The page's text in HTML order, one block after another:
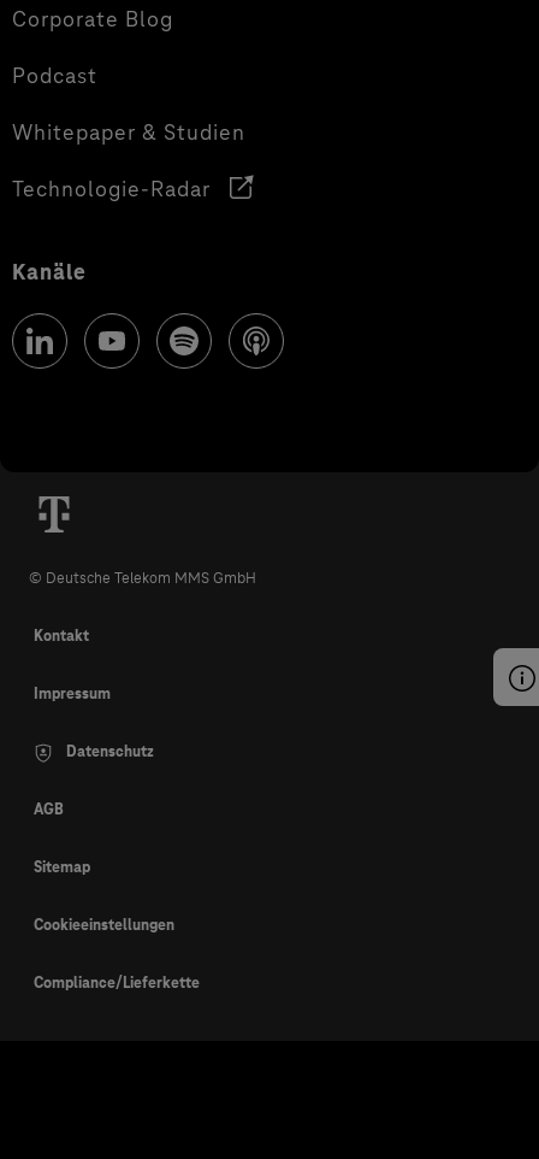
Corporate Blog
Podcast
Whitepaper & Studien
Technologie-Radar
Kanäle
© Deutsche Telekom MMS GmbH
Kontakt
Impressum
Datenschutz
AGB
Sitemap
Cookieeinstellungen
Compliance/Lieferkette